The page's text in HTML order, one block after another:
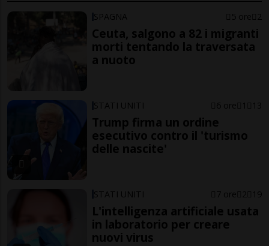
SPAGNA 5 ore 2
Ceuta, salgono a 82 i migranti
morti tentando la traversata
a nuoto
STATI UNITI 6 ore 1 13
Trump firma un ordine
esecutivo contro il 'turismo
delle nascite'
STATI UNITI 7 ore 2 19
L'intelligenza artificiale usata
in laboratorio per creare
nuovi virus